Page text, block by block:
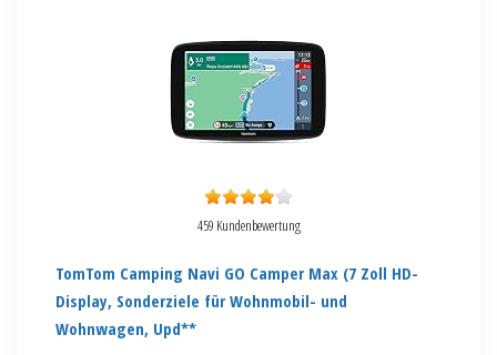
459 Kundenbewertung
TomTom Camping Navi GO Camper Max (7 Zoll HD-
Display, Sonderziele für Wohnmobil- und
Wohnwagen, Upd**